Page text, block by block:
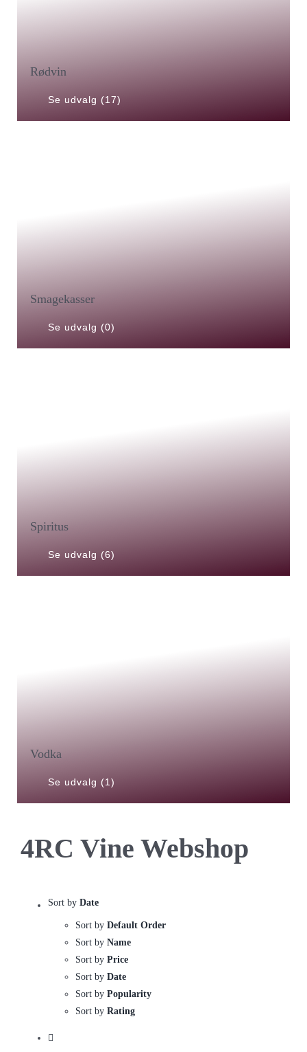
Rødvin
Se udvalg (17)
Smagekasser
Se udvalg (0)
Spiritus
Se udvalg (6)
Vodka
Se udvalg (1)
4RC Vine Webshop
Sort by Date
Sort by Default Order
Sort by Name
Sort by Price
Sort by Date
Sort by Popularity
Sort by Rating